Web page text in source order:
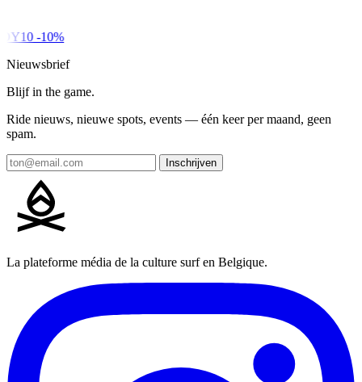
-10%
Nieuwsbrief
Blijf in the game.
Ride nieuws, nieuwe spots, events — één keer per maand, geen
spam.
Inschrijven
La plateforme média de la culture surf en Belgique.